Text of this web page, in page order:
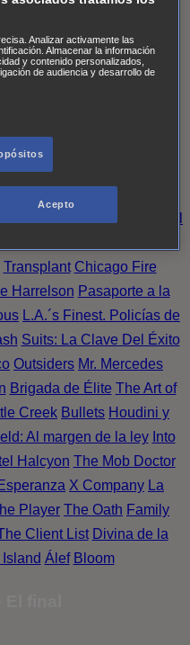
PinesAccused CarterAlice
Sobrenatural Cómo
de Cuentas
Transplant Chicago Fire
Harrelson Pasaporte a la
L.A.´s Finest. Policías de
Suits: La Clave Del Éxito
Outsiders Mr. Mercedes
Brigada de Élite The Art of
Creek Bullets Houdini y
Al margen de la ley Into
Halcyon The Mob Doctor
X Company La
Player The Oath Family
Client List Divina de la
Álef Bloom
Analizar activamente las
Almacenar la información
y contenido personalizados,
de audiencia y desarrollo de
Acepto